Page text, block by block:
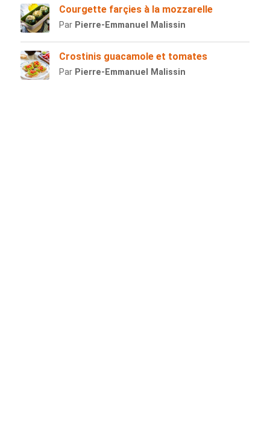
Courgette farçies à la mozzarelle
Par Pierre-Emmanuel Malissin
Crostinis guacamole et tomates
Par Pierre-Emmanuel Malissin